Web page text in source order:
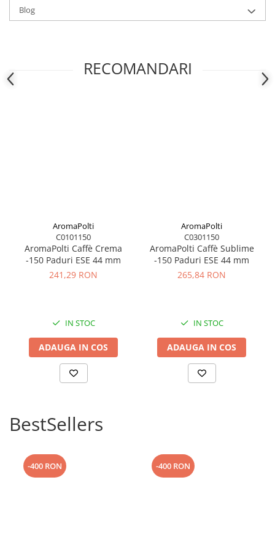
Cu evacuarea automată a capsulelor uzate în sertarul de
Cantitate de cafea reglabila
Polti Coffea are două butoane de distribuire, ambele
Blog
RECOMANDARI
AromaPolti
C0101150
AromaPolti Caffè Crema
-150 Paduri ESE 44 mm
241,29 RON
IN STOC
ADAUGA IN COS
AromaPolti
C0301150
AromaPolti Caffè Sublime
-150 Paduri ESE 44 mm
265,84 RON
IN STOC
ADAUGA IN COS
BestSellers
-400 RON -400 RON